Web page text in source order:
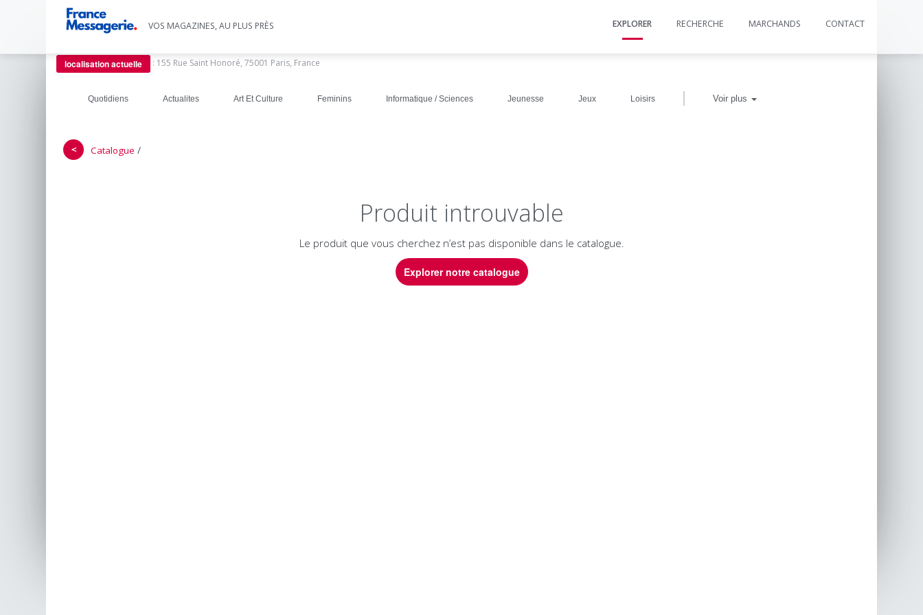
VOS MAGAZINES, AU PLUS PRÈS EXPLORER RECHERCHE MARCHANDS CONTACT
localisation actuelle : 155 Rue Saint Honoré, 75001 Paris, France
Quotidiens Actualites Art Et Culture Feminins Informatique / Sciences Jeunesse Jeux Loisirs | Voir plus
＜ Catalogue /
Produit introuvable
Le produit que vous cherchez n’est pas disponible dans le catalogue.
Explorer notre catalogue